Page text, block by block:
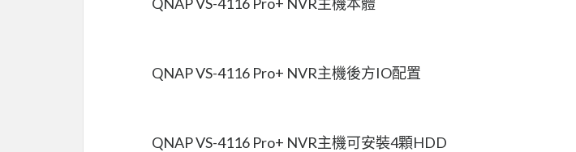
QNAP VS-4116 Pro+ NVR主機後方IO配置
QNAP VS-4116 Pro+ NVR主機可安裝4顆HDD